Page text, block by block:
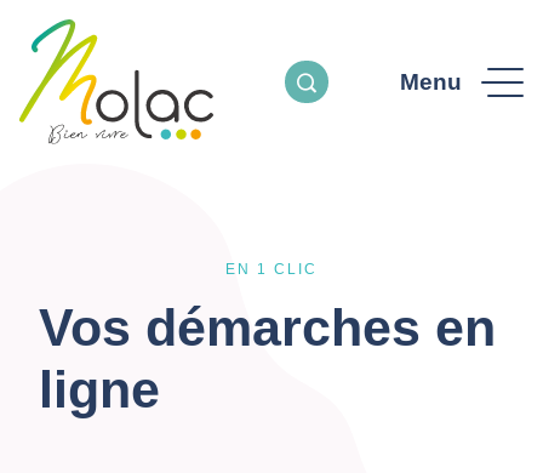
Menu
EN 1 CLIC
Vos démarches en
ligne